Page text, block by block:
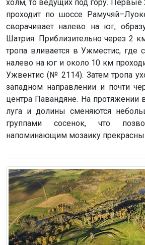
холм, то ведущих под гору. Первые
проходит по шоссе
сворачивает налево на юг,
Шатрия. Приблизительно через 2
тропа вливается в Ужместис, где
налево на юг и около 10 км
Ужвентис (№ 2114). Затем тропа
западном направлении и почти
центра Павандяне. На протяжении
луга и долины сменяются
группами сосенок, что
напоминающим мозаику